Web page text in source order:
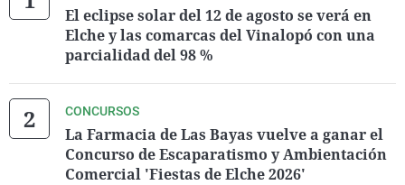
El eclipse solar del 12 de agosto se verá en
Elche y las comarcas del Vinalopó con una
parcialidad del 98 %
CONCURSOS
La Farmacia de Las Bayas vuelve a ganar el
Concurso de Escaparatismo y Ambientación
Comercial 'Fiestas de Elche 2026'